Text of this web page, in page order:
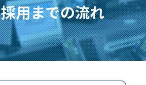
採用までの流れ